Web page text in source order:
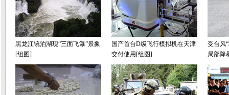
黑龙江镜泊湖现“三面飞瀑”景象
[组图]
国产首台D级飞行模拟机在天津
交付使用[组图]
受台风
局部降